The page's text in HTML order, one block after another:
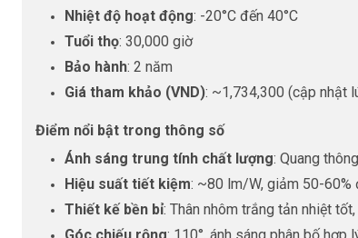
Nhiệt độ hoạt động: -20°C đến 40°C
Tuổi thọ: 30,000 giờ
Bảo hành: 2 năm
Giá tham khảo (VND): ~1,734,300 (cập nhật
Điểm nổi bật trong thông số
Ánh sáng trung tính chất lượng: Quang
Hiệu suất tiết kiệm: ~80 lm/W, giảm 50-60%
Thiết kế bền bỉ: Thân nhôm trắng tản nhiệt